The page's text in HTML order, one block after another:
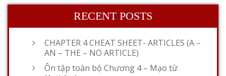
RECENT POSTS
CHAPTER 4 CHEAT SHEET- ARTICLES (A –
AN – THE – NO ARTICLE)
Ôn tập toàn bộ Chương 4 – Mạo từ